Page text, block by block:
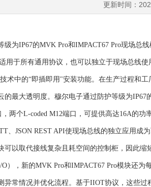
更新时间：
级为IP67的MVK Pro和IMPACT67 Pro现场总
用于所有通用协议，也可以独立于现场总线使
术中的“即插即用"安装功能。在生产过程和
的最大透明度。穆尔电子通过防护等级为
两个L-coded M12端口，可提供高达16A的功
、JSON REST API使现场总线的独立应用
可以取代接线复杂且耗空间的控制柜，因此缩
），新的MVK Pro和IMPACT67 Pro模块还
异常情况并优化流程。基于IIOT协议，这些过